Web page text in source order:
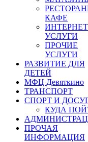
КАФЕ
ИНТЕРНЕТ
УСЛУГИ
ПРОЧИЕ
УСЛУГИ
РАЗВИТИЕ ДЛЯ
ДЕТЕЙ
МФЦ Девяткино
ТРАНСПОРТ
СПОРТ И
КУДА
ПРОЧАЯ
ИНФОРМАЦИЯ